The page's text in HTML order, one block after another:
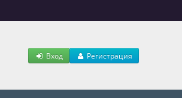
Вход Регистрация